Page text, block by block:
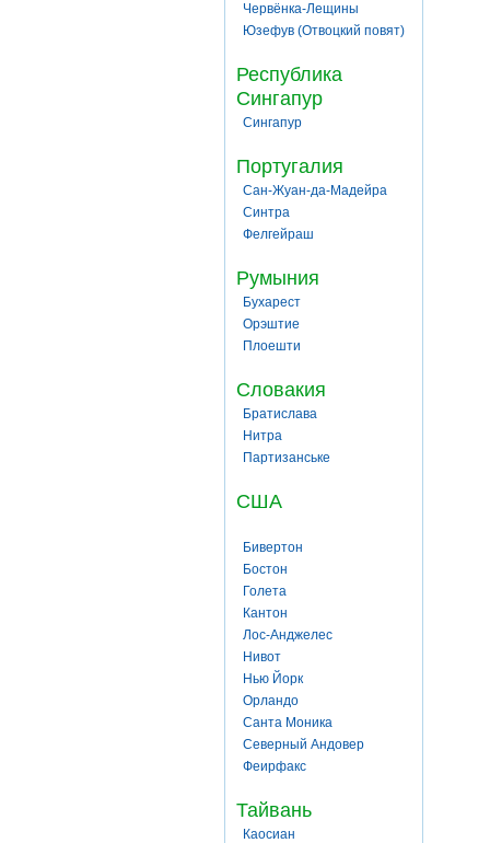
Червёнка-Лещины
Юзефув (Отвоцкий повят)
Республика
Сингапур
Сингапур
Португалия
Сан-Жуан-да-Мадейра
Синтра
Фелгейраш
Румыния
Бухарест
Орэштие
Плоешти
Словакия
Братислава
Нитра
Партизанське
США
Бивертон
Бостон
Голета
Кантон
Лос-Анджелес
Нивот
Нью Йорк
Орландо
Санта Моника
Северный Андовер
Феирфакс
Тайвань
Каосиан